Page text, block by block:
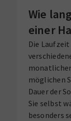
Wie
einer
Die
möglichen
Dauer der
Sie selbst
besonders